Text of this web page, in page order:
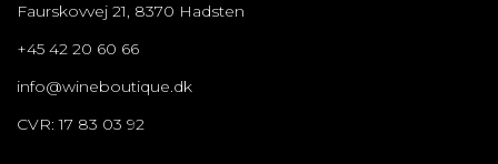
Faurskovvej 21, 8370 Hadsten
+45 42 20 60 66
info@wineboutique.dk
CVR: 17 83 03 92